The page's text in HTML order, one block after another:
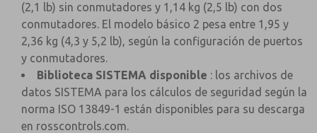
(2,1 lb) sin conmutadores y 1,14 kg (2,5 lb) con dos
conmutadores. El modelo básico 2 pesa entre 1,95 y
2,36 kg (4,3 y 5,2 lb), según la configuración de puertos
y conmutadores.
Biblioteca SISTEMA disponible : los archivos de
datos SISTEMA para los cálculos de seguridad según la
norma ISO 13849-1 están disponibles para su descarga
en rosscontrols.com.